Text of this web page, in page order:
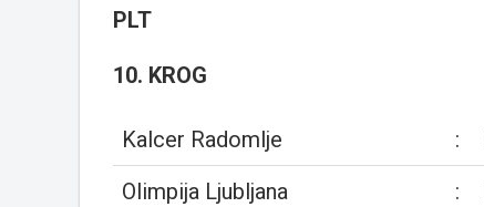
PLT
10. KROG
Kalcer Radomlje :
Olimpija Ljubljana
: